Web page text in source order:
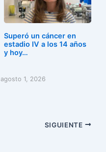
Superó un cáncer en
estadio IV a los 14 años
y hoy…
agosto 1, 2026
SIGUIENTE